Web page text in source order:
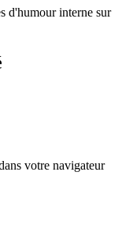
d'humour interne sur
votre navigateur